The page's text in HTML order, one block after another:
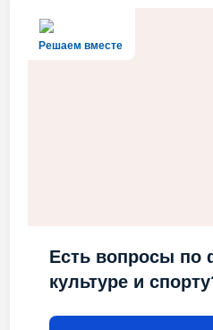
Решаем вместе
Есть вопросы по
культуре и